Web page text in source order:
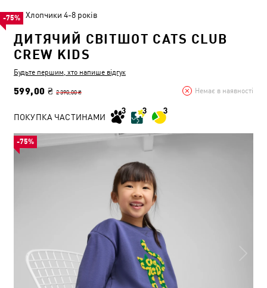
Хлопчики 4-8 років
ДИТЯЧИЙ СВІТШОТ CATS CLUB
CREW KIDS
Будьте першим, хто напише відгук
599,00 ₴ 2 390,00 ₴ Немає в наявності
-75%
ПОКУПКА ЧАСТИНАМИ
-75%